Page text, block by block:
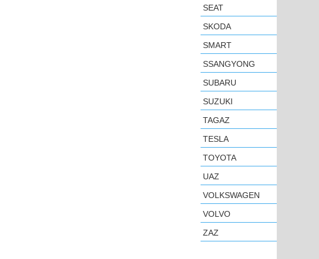
SEAT
SKODA
SMART
SSANGYONG
SUBARU
SUZUKI
TAGAZ
TESLA
TOYOTA
UAZ
VOLKSWAGEN
VOLVO
ZAZ